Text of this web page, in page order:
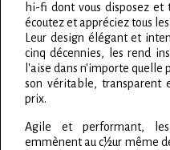
hi-fi dont vous disposez et
écoutez et appréciez tous
Leur design élégant et
cinq décennies, les rend
l'aise dans n'importe quelle
son véritable, transparent
prix.
Agile et performant, les
emmènent au c½ur même